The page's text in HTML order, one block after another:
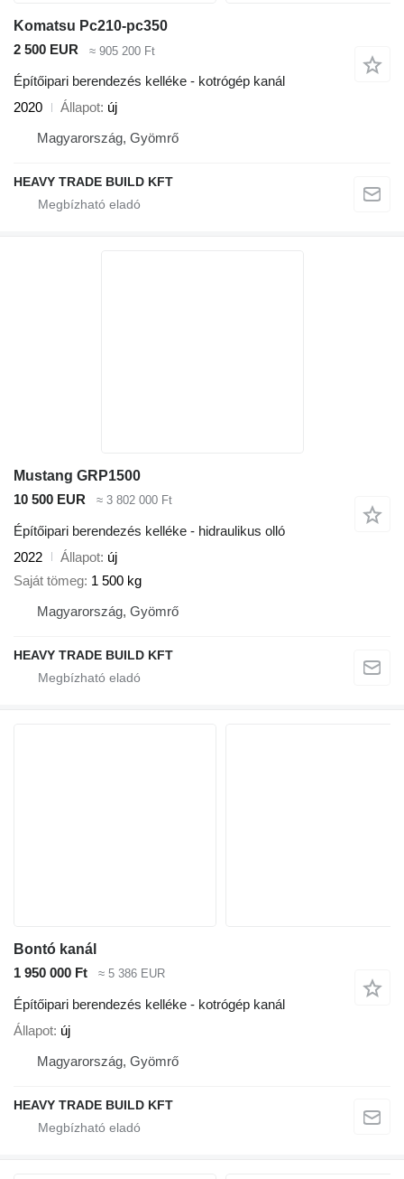
Komatsu Pc210-pc350
2 500 EUR
≈ 905 200 Ft
Építőipari berendezés kelléke - kotrógép kanál
2020
Állapot új
Magyarország, Gyömrő
HEAVY TRADE BUILD KFT
Mustang GRP1500
10 500 EUR
≈ 3 802 000 Ft
Építőipari berendezés kelléke - hidraulikus olló
2022
Állapot új
Saját tömeg 1 500 kg
Magyarország, Gyömrő
HEAVY TRADE BUILD KFT
Bontó kanál
1 950 000 Ft
≈ 5 386 EUR
Építőipari berendezés kelléke - kotrógép kanál
Állapot új
Magyarország, Gyömrő
HEAVY TRADE BUILD KFT